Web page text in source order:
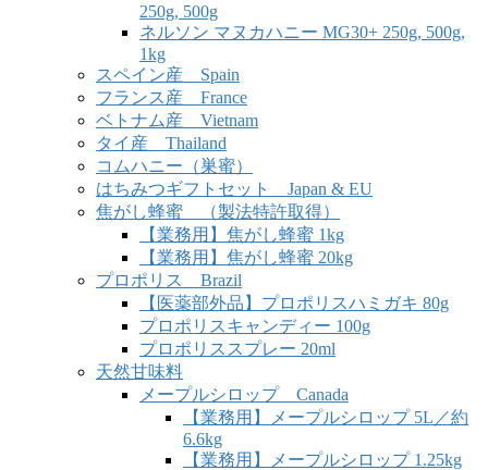
250g, 500g
ネルソン マヌカハニー MG30+ 250g, 500g,
1kg
スペイン産 Spain
フランス産 France
ベトナム産 Vietnam
タイ産 Thailand
コムハニー（巣蜜）
はちみつギフトセット Japan & EU
焦がし蜂蜜 （製法特許取得）
【業務用】焦がし蜂蜜 1kg
【業務用】焦がし蜂蜜 20kg
プロポリス Brazil
【医薬部外品】プロポリスハミガキ 80g
プロポリスキャンディー 100g
プロポリススプレー 20ml
天然甘味料
メープルシロップ Canada
【業務用】メープルシロップ 5L／約
6.6kg
【業務用】メープルシロップ 1.25kg